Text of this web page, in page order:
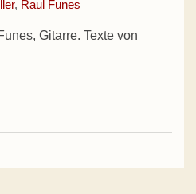
, Raul Funes
Gitarre. Texte von